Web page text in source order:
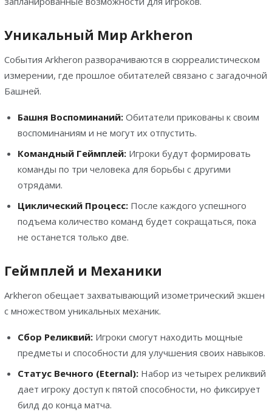
Уникальный Мир Arkheron
События Arkheron разворачиваются в сюрреалистическом
измерении, где прошлое обитателей связано с загадочной
Башней.
Башня Воспоминаний:Обитатели прикованы к своим
воспоминаниям и не могут их отпустить.
Командный Геймплей:Игроки будут формировать
команды по три человека для борьбы с другими
отрядами.
Циклический Процесс:После каждого успешного
подъема количество команд будет сокращаться, пока
не останется только две.
Геймплей и Механики
Arkheron обещает захватывающий изометрический экшен
с множеством уникальных механик.
Сбор Реликвий:Игроки смогут находить мощные
предметы и способности для улучшения своих навыков.
Статус Вечного (Eternal):Набор из четырех реликвий
дает игроку доступ к пятой способности, но фиксирует
билд до конца матча.